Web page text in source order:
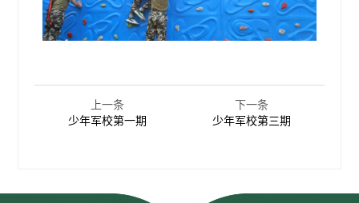
上一条
少年军校第一期
下一条
少年军校第三期